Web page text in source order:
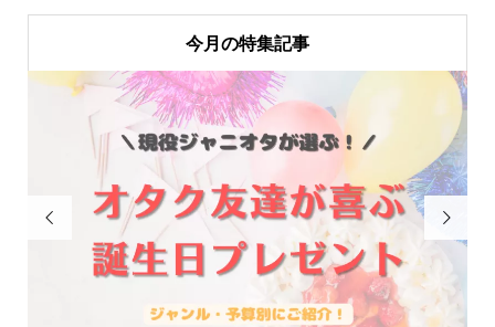
今月の特集記事
 